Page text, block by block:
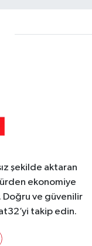
şekilde aktaran
ekonomiye
Doğru ve güvenilir
takip edin.